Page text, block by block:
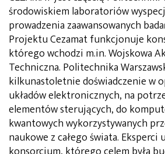
środowiskiem laboratoriów
prowadzenia zaawansowanych
Projektu Cezamat funkcjonuje
którego wchodzi m.in. Wojskowa
Techniczna. Politechnika
kilkunastoletnie doświadczenie w
układów elektronicznych, na
elementów sterujących, do
kwantowych wykorzystywanych
naukowe z całego świata.